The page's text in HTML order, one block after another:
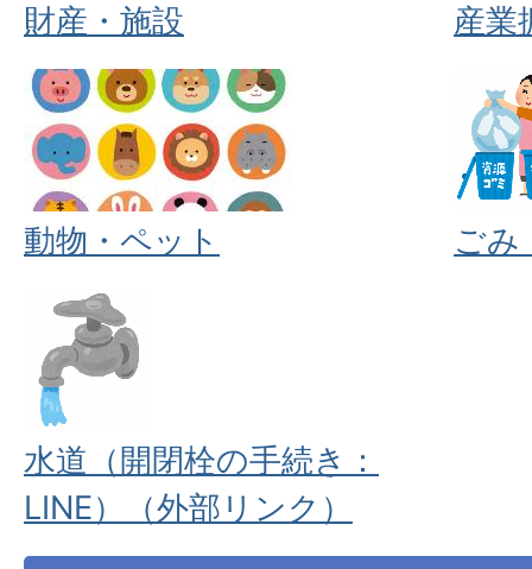
財産・施設 産業
動物・ペット ごみ
水道（開閉栓の手続き：
LINE）（外部リンク）